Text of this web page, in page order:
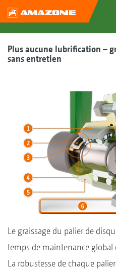
Plus aucune lubrification –
sans entretien
Le graissage du palier de
temps de maintenance
La robustesse de chaque